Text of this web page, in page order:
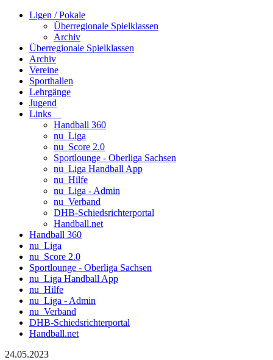
Ligen / Pokale
Überregionale Spielklassen
Archiv
Überregionale Spielklassen
Archiv
Vereine
Sporthallen
Lehrgänge
Jugend
Links
Handball 360
nu_Liga
nu_Score 2.0
Sportlounge - Oberliga Sachsen
nu_Liga Handball App
nu_Hilfe
nu_Liga - Admin
nu_Verband
DHB-Schiedsrichterportal
Handball.net
Handball 360
nu_Liga
nu_Score 2.0
Sportlounge - Oberliga Sachsen
nu_Liga Handball App
nu_Hilfe
nu_Liga - Admin
nu_Verband
DHB-Schiedsrichterportal
Handball.net
24.05.2023